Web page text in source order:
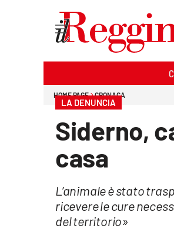
HOME PAGE CRONACA
LA DENUNCIA
Siderno,
casa
L’animale è stato
ricevere le cure
del territorio»